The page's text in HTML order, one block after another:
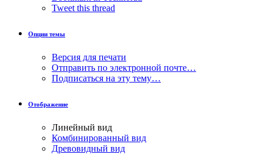
Tweet this thread
Опции темы
Версия для печати
Отправить по электронной почте…
Подписаться на эту тему…
Отображение
Линейный вид
Комбинированный вид
Древовидный вид